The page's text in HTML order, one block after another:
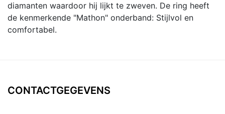
diamanten waardoor hij lijkt te zweven. De ring heeft
de kenmerkende "Mathon" onderband: Stijlvol en
comfortabel.
CONTACTGEGEVENS